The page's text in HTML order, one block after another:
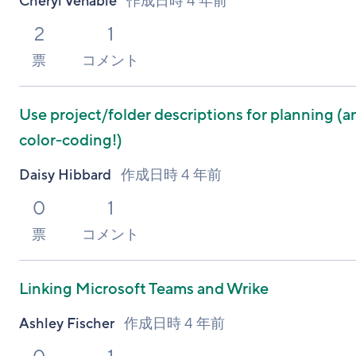
2
票
1
コメント
Use project/folder descriptions for planning
color-coding!)
Daisy Hibbard 作成日時4 年前
0
票
1
コメント
Linking Microsoft Teams and Wrike
Ashley Fischer 作成日時4 年前